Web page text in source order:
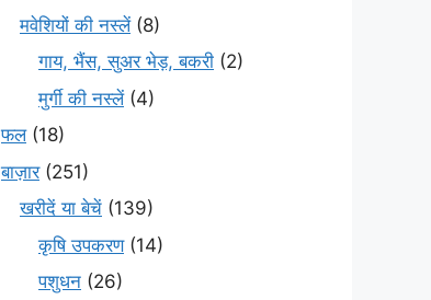
मवेशियों की नस्लें(8)
गाय, भैंस, सुअर भेड़, बकरी (2)
मुर्गी की नस्लें(4)
फल(18)
बाज़ार(251)
खरीदें या बेचें (139)
कृषि उपकरण(14)
पशुधन (26)